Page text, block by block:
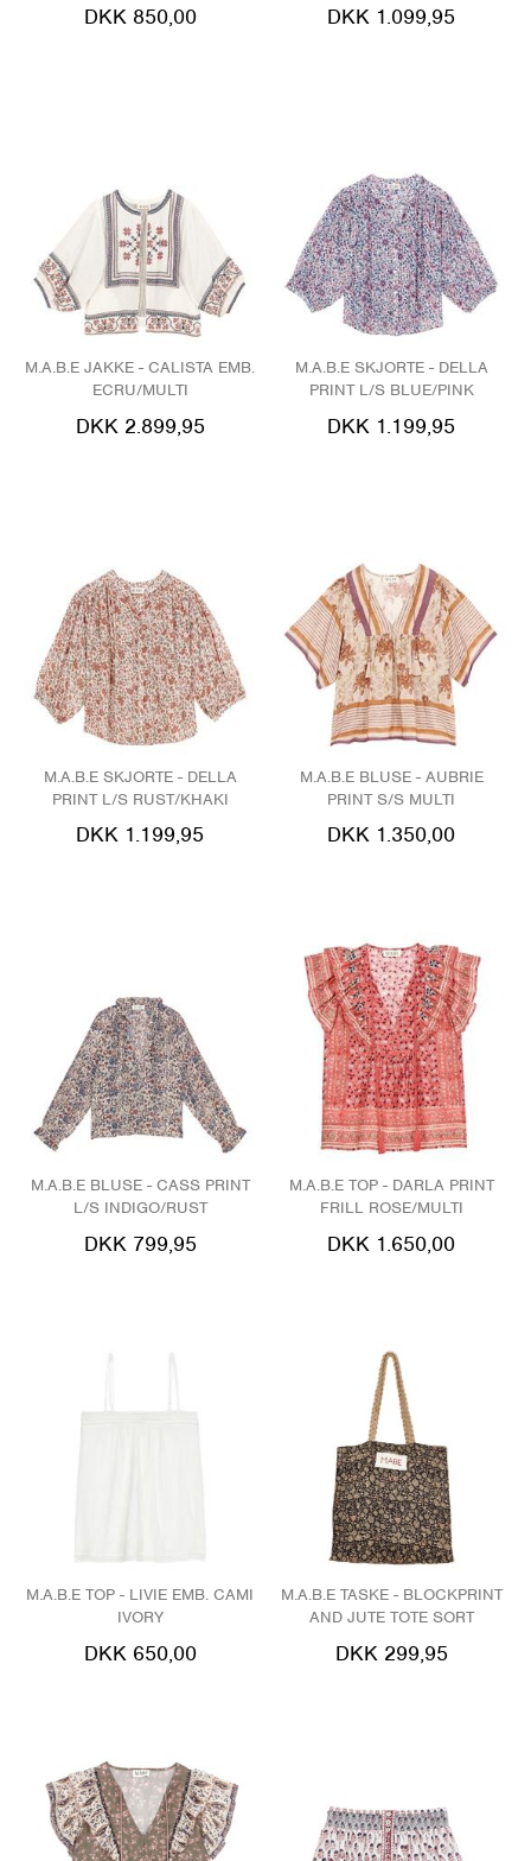
DKK 850,00 DKK 1.099,95
M.A.B.E JAKKE - CALISTA EMB.
ECRU/MULTI
DKK 2.899,95
M.A.B.E SKJORTE - DELLA
PRINT L/S BLUE/PINK
DKK 1.199,95
M.A.B.E SKJORTE - DELLA
PRINT L/S RUST/KHAKI
DKK 1.199,95
M.A.B.E BLUSE - AUBRIE
PRINT S/S MULTI
DKK 1.350,00
M.A.B.E BLUSE - CASS PRINT
L/S INDIGO/RUST
DKK 799,95
M.A.B.E TOP - DARLA PRINT
FRILL ROSE/MULTI
DKK 1.650,00
M.A.B.E TOP - LIVIE EMB. CAMI
IVORY
DKK 650,00
M.A.B.E TASKE - BLOCKPRINT
AND JUTE TOTE SORT
DKK 299,95